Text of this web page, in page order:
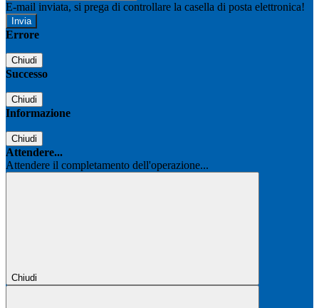
E-mail inviata, si prega di controllare la casella di posta elettronica!
Errore
Chiudi
Successo
Chiudi
Informazione
Chiudi
Attendere...
Attendere il completamento dell'operazione...
Chiudi